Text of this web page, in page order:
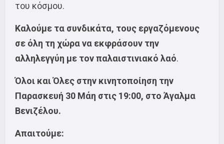
του κόσμου.
Καλούμε τα συνδικάτα, τους εργαζόμενους
σε όλη τη χώρα να εκφράσουν την
αλληλεγγύη με τον παλαιστινιακό λαό.
Όλοι και Όλες στην κινητοποίηση την
Παρασκευή 30 Μάη στις 19:00, στο Άγαλμα
Βενιζέλου.
Απαιτούμε: